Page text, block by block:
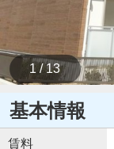
1 / 13
基本情報
賃料